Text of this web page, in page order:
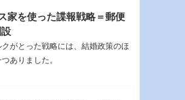
家を使った諜報戦略＝郵便
がとった戦略には、結婚政策のほ
ありました。